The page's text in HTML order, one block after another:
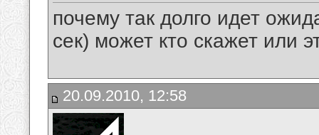
почему так долго идет
сек) может кто скажет или
20.09.2010, 12:58